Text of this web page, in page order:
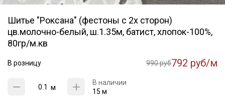
Шитье "Роксана" (фестоны с 2х сторон)
цв.молочно-белый, ш.1.35м, батист, хлопок-100%,
80гр/м.кв
В розницу 990 руб792 руб/м
м
В наличии
15 м